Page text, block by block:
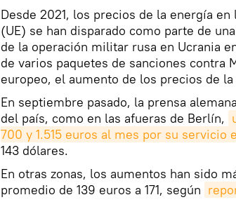
Desde 2021, los precios de la energía
(UE) se han disparado como parte de
de la operación militar rusa en Ucrania
de varios paquetes de sanciones contra
europeo, el aumento de los precios de
En septiembre pasado, la prensa
del país, como en las afueras de Berlín,
700 y 1.515 euros al mes por su servicio
143 dólares.
En otras zonas, los aumentos han sido
promedio de 139 euros a 171, según